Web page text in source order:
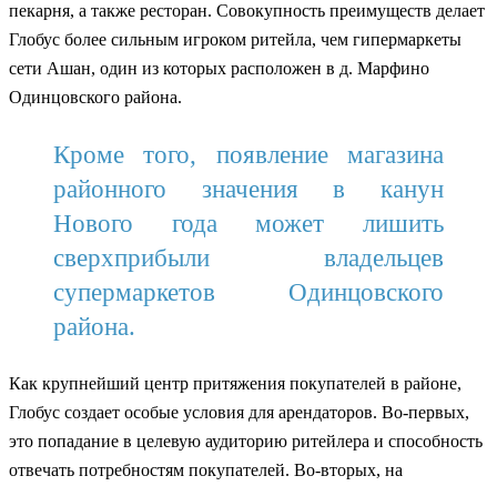
пекарня, а также ресторан. Совокупность преимуществ делает
Глобус более сильным игроком ритейла, чем гипермаркеты
сети Ашан, один из которых расположен в д. Марфино
Одинцовского района.
Кроме того, появление магазина
районного значения в канун
Нового года может лишить
сверхприбыли владельцев
супермаркетов Одинцовского
района.
Как крупнейший центр притяжения покупателей в районе,
Глобус создает особые условия для арендаторов. Во-первых,
это попадание в целевую аудиторию ритейлера и способность
отвечать потребностям покупателей. Во-вторых, на